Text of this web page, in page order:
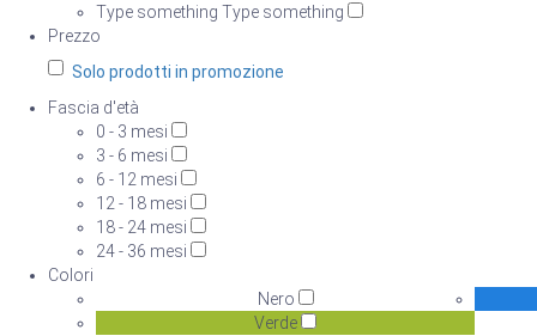
Type something Type something
Prezzo
Solo prodotti in promozione
Fascia d'età
0 - 3 mesi
3 - 6 mesi
6 - 12 mesi
12 - 18 mesi
18 - 24 mesi
24 - 36 mesi
Colori
Nero
Verde